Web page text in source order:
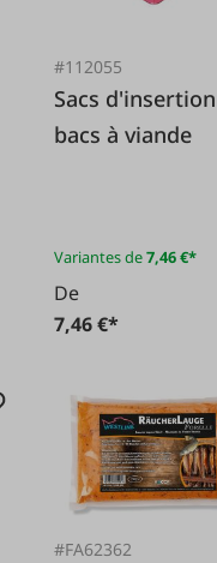
#112055
Sacs
bacs à viande
Variantes de7,46 €*
De
7,46 €*
#FA62362